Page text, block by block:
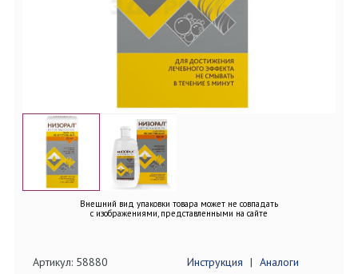
Внешний вид упаковки товара может не совпадать
с изображениями, представленными на сайте
Артикул: 58880 Инструкция | Аналоги